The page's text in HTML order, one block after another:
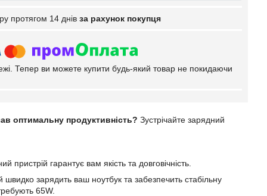
протягом 14 днів за рахунок покупця
Тепер ви можете купити будь-який товар не покидаючи
оптимальну продуктивність? Зустрічайте зарядний
пристрій гарантує вам якість та довговічність.
швидко зарядить ваш ноутбук та забезпечить стабільну
65W.